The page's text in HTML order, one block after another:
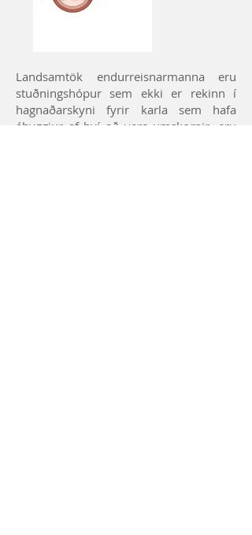
Landsamtök endurreisnarmanna eru
stuðningshópur sem ekki er rekinn í
hagnaðarskyni fyrir karla sem hafa
áhyggjur af því að vera umskornir, eru